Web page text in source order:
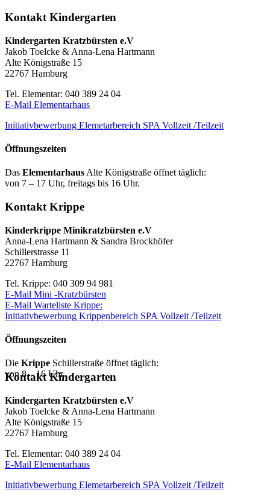
Kontakt Kindergarten
Kindergarten Kratzbürsten e.V
Jakob Toelcke & Anna-Lena Hartmann
Alte Königstraße 15
22767 Hamburg
Tel. Elementar: 040 389 24 04
E-Mail Elementarhaus
Initiativbewerbung Elemetarbereich SPA Vollzeit /Teilzeit
Öffnungszeiten
Das Elementarhaus Alte Königstraße öffnet täglich:
von 7 – 17 Uhr, freitags bis 16 Uhr.
Kontakt Krippe
Kinderkrippe Minikratzbürsten e.V
Anna-Lena Hartmann & Sandra Brockhöfer
Schillerstrasse 11
22767 Hamburg
Tel. Krippe: 040 309 94 981
E-Mail Mini -Kratzbürsten
E-Mail Warteliste Krippe:
Initiativbewerbung Krippenbereich SPA Vollzeit /Teilzeit
Öffnungszeiten
Die Krippe Schillerstraße öffnet täglich:
von 8 – 16 Uhr.
Kontakt Kindergarten
Kindergarten Kratzbürsten e.V
Jakob Toelcke & Anna-Lena Hartmann
Alte Königstraße 15
22767 Hamburg
Tel. Elementar: 040 389 24 04
E-Mail Elementarhaus
Initiativbewerbung Elemetarbereich SPA Vollzeit /Teilzeit